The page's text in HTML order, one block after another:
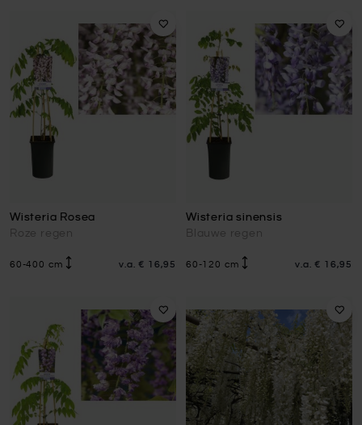
Wisteria Rosea
Roze regen
60-400 cm v.a. € 16,95
Wisteria sinensis
Blauwe regen
60-120 cm v.a. € 16,95